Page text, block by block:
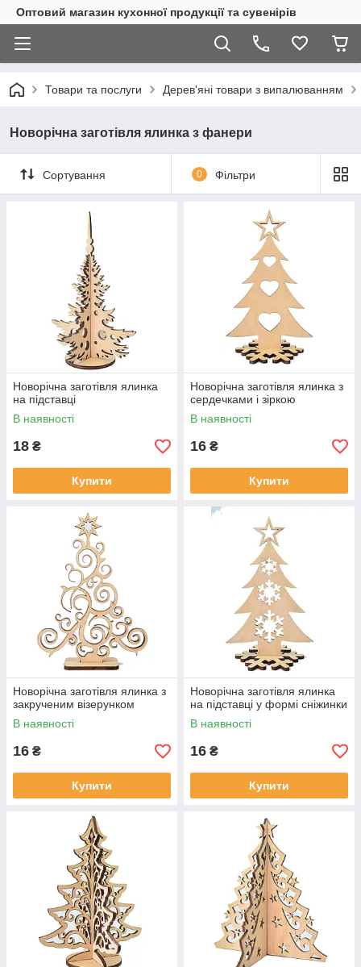
Оптовий магазин кухонної продукції та сувенірів
Товари та послуги Дерев'яні товари з випалюванням
Новорічна заготівля ялинка з фанери
Сортування 0 Фільтри
Новорічна заготівля ялинка
на підставці
В наявності
18 ₴
Купити
Новорічна заготівля ялинка з
сердечками і зіркою
В наявності
16 ₴
Купити
Новорічна заготівля ялинка з
закрученим візерунком
В наявності
16 ₴
Купити
Новорічна заготівля ялинка
на підставці у формі сніжинки
В наявності
16 ₴
Купити